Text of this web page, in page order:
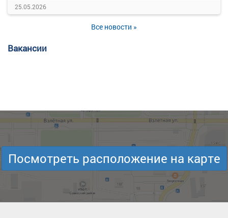
25.05.2026
Все новости »
Вакансии
Посмотреть расположение на карте